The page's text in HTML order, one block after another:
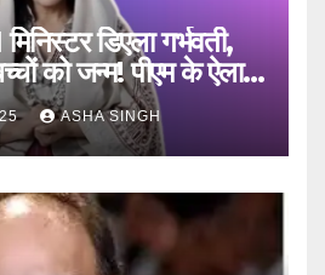
डिएला गर्भवती,
को जन्‍म! पीएम के ऐलान
ASHA SINGH